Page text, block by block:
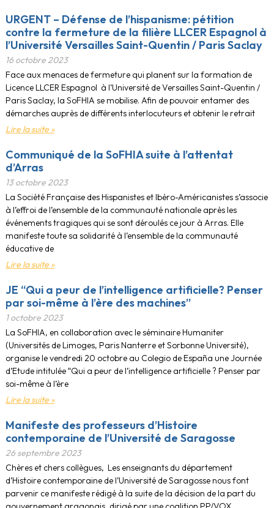
URGENT – Défense de l’hispanisme: pétition
contre la fermeture de la filière LLCER Espagnol à
l’Université Versailles Saint-Quentin / Paris Saclay
16 octobre 2023
Face aux menaces de fermeture qui planent sur la formation de
Licence LLCER Espagnol à l’Université de Versailles Saint-Quentin /
Paris Saclay, la SoFHIA se mobilise. Afin de pouvoir entamer des
démarches auprès de différents interlocuteurs et obtenir le retrait
Lire la suite »
Communiqué de la SoFHIA suite à l’attentat
d’Arras
13 octobre 2023
La Société Française des Hispanistes et Ibéro-Américanistes s’associe
à l’effroi de l’ensemble de la communauté nationale après les
événements tragiques qui se sont déroulés ce jour à Arras. Elle
manifeste toute sa solidarité à l’ensemble de la communauté
éducative de
Lire la suite »
JE “Qui a peur de l’intelligence artificielle? Penser
par soi-même à l’ère des machines”
1 octobre 2023
La SoFHIA, en collaboration avec le séminaire Humaniter
(Universités de Limoges, Paris Nanterre et Sorbonne Université),
organise le vendredi 20 octobre au Colegio de España une Journée
d’Etude intitulée “Qui a peur de l’intelligence artificielle ? Penser par
soi-même à l’ère
Lire la suite »
Manifeste des professeurs d’Histoire
contemporaine de l’Université de Saragosse
26 septembre 2023
Chères et chers collègues, Les enseignants du département
d’Histoire contemporaine de l’Université de Saragosse nous font
parvenir ce manifeste rédigé à la suite de la décision de la part du